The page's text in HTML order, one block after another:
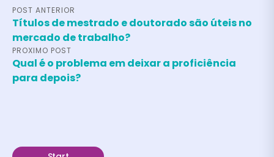
POST ANTERIOR
Títulos de mestrado e doutorado são úteis no
mercado de trabalho?
PROXIMO POST
Qual é o problema em deixar a proficiência
para depois?